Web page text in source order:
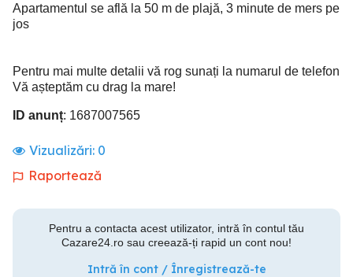
Apartamentul se află la 50 m de plajă, 3 minute de mers pe
jos
Pentru mai multe detalii vă rog sunați la numarul de telefon
Vă așteptăm cu drag la mare!
ID anunț: 1687007565
Vizualizări: 0
Raportează
Pentru a contacta acest utilizator, intră în contul tău
Cazare24.ro sau creează-ți rapid un cont nou!
Intră în cont / Înregistrează-te